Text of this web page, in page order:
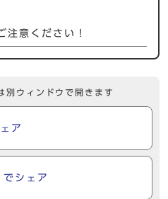
注意ください！
別ウィンドウで開きます
ア
シェア